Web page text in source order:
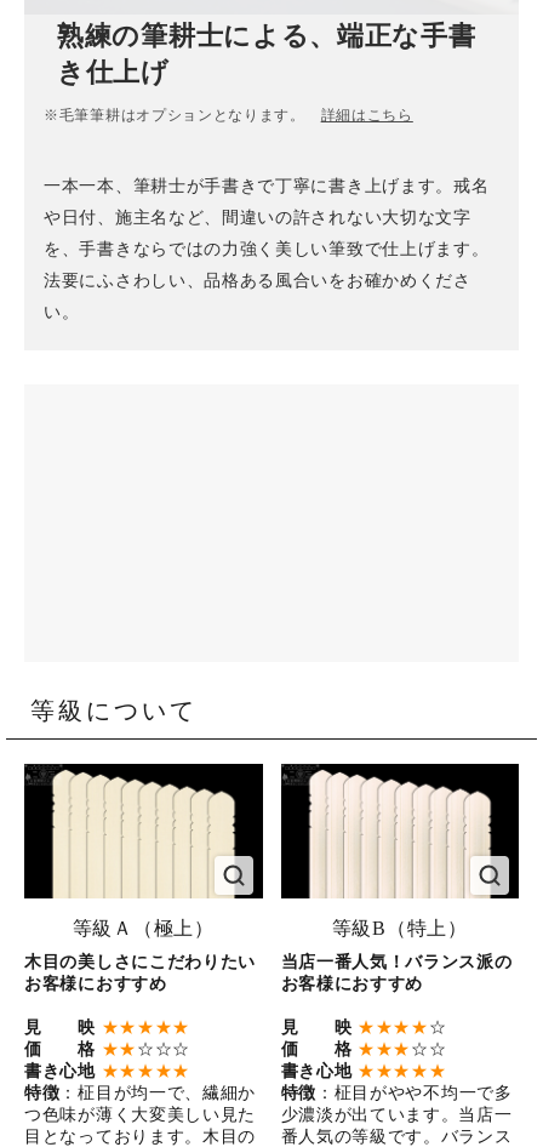
熟練の筆耕士による、端正な手書
き仕上げ
※毛筆筆耕はオプションとなります。 詳細はこちら
一本一本、筆耕士が手書きで丁寧に書き上げます。戒名
や日付、施主名など、間違いの許されない大切な文字
を、手書きならではの力強く美しい筆致で仕上げます。
法要にふさわしい、品格ある風合いをお確かめくださ
い。
等級について
等級Ａ（極上）
木目の美しさにこだわりたい
お客様におすすめ
見 映 ★★★★★
価 格 ★★ ☆☆☆
書き心地 ★★★★★
特徴 ：柾目が均一で、繊細か
つ色味が薄く大変美しい見た
目となっております。木目の
等級B（特上）
当店一番人気！バランス派の
お客様におすすめ
見 映 ★★★★ ☆
価 格 ★★★ ☆☆
書き心地 ★★★★★
特徴 ：柾目がやや不均一で多
少濃淡が出ています。当店一
番人気の等級です。バランス